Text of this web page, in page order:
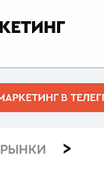
РЫНКИ >